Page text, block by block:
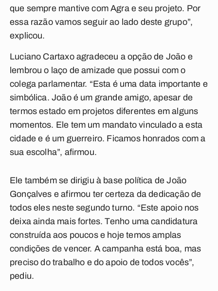
que sempre mantive com Agra e seu projeto. Por
essa razão vamos seguir ao lado deste grupo”,
explicou.
Luciano Cartaxo agradeceu a opção de João e
lembrou o laço de amizade que possui com o
colega parlamentar. “Esta é uma data importante e
simbólica. João é um grande amigo, apesar de
termos estado em projetos diferentes em alguns
momentos. Ele tem um mandato vinculado a esta
cidade e é um guerreiro. Ficamos honrados com a
sua escolha”, afirmou.
Ele também se dirigiu à base política de João
Gonçalves e afirmou ter certeza da dedicação de
todos eles neste segundo turno. “Este apoio nos
deixa ainda mais fortes. Tenho uma candidatura
construída aos poucos e hoje temos amplas
condições de vencer. A campanha está boa, mas
preciso do trabalho e do apoio de todos vocês”,
pediu.